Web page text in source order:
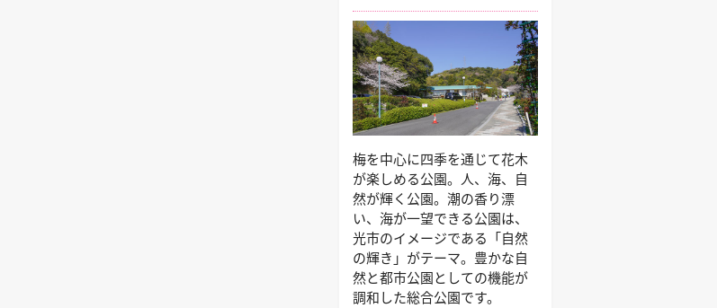
梅を中心に四季を通じて花木
が楽しめる公園。人、海、自
然が輝く公園。潮の香り漂
い、海が一望できる公園は、
光市のイメージである「自然
の輝き」がテーマ。豊かな自
然と都市公園としての機能が
調和した総合公園です。